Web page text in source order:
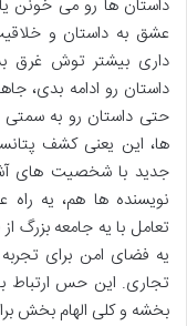
داستان ها رو می خونن
عشق به داستان و
داری بیشتر توش
داستان رو ادامه بدی،
حتی داستان رو به
ها، این یعنی کشف
جدید با شخصیت های
نویسنده ها هم، یه راه
تعامل با یه جامعه بزرگ
یه فضای امن برای
تجاری. این حس ارتباط
بخشه و کلی الهام بخش